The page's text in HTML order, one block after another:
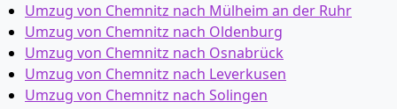
Umzug von Chemnitz nach Mülheim an der Ruhr
Umzug von Chemnitz nach Oldenburg
Umzug von Chemnitz nach Osnabrück
Umzug von Chemnitz nach Leverkusen
Umzug von Chemnitz nach Solingen